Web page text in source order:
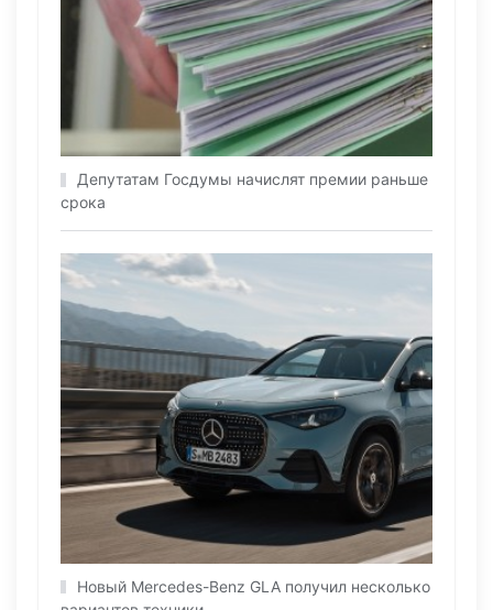
Депутатам Госдумы начислят премии раньше
срока
Новый Mercedes-Benz GLA получил несколько